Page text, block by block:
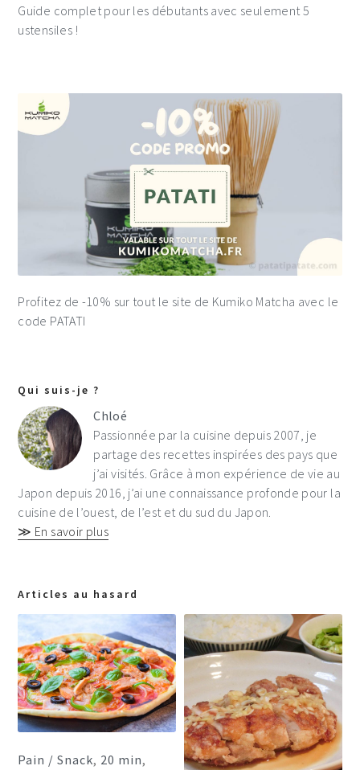
Guide complet pour les débutants avec seulement 5
ustensiles !
Profitez de -10% sur tout le site de Kumiko Matcha avec le
code PATATI
Qui suis-je ?
Chloé
Passionnée par la cuisine depuis 2007, je
partage des recettes inspirées des pays que
j’ai visités. Grâce à mon expérience de vie au
Japon depuis 2016, j’ai une connaissance profonde pour la
cuisine de l’ouest, de l’est et du sud du Japon.
≫ En savoir plus
Articles au hasard
Pain / Snack, 20 min,